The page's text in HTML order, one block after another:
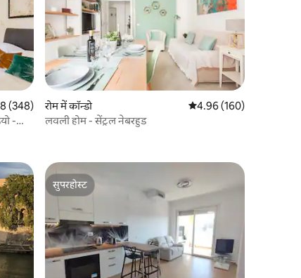
5 में से 4.98, 348 समीक्षाएँ
(348)
-
रोम में कॉन्डो औसत रेटिंग 5 में से 4.96,
4.96 (160)
लवली होम - सेंट्रल नेबरहुड
सुपरहोस्ट
सुपरहोस्ट